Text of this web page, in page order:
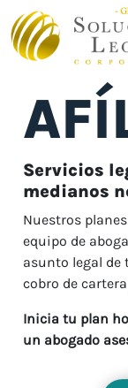
Servicios
medianos
Nuestros
equipo de
asunto legal
cobro de
Inicia tu plan
un abogado